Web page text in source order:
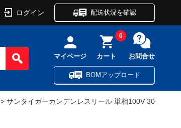
ログイン 配送状況を確認
マイページ カート
0
お問合せ
BOMアップロード
> サンタイガーカンデンレスリール 単相100V 30